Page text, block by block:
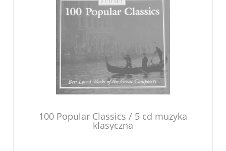
100 Popular Classics / 5 cd muzyka
klasyczna